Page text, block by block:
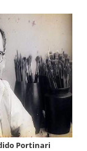
Portinari